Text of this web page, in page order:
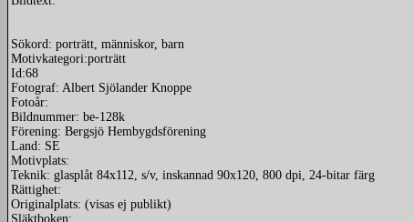
Sökord: porträtt, människor, barn
Motivkategori:porträtt
Id:68
Fotograf: Albert Sjölander Knoppe
Fotoår:
Bildnummer: be-128k
Förening: Bergsjö Hembygdsförening
Land: SE
Motivplats:
Teknik: glasplåt 84x112, s/v, inskannad 90x120, 800 dpi, 24-bitar färg
Rättighet:
Originalplats: (visas ej publikt)
Släktboken: